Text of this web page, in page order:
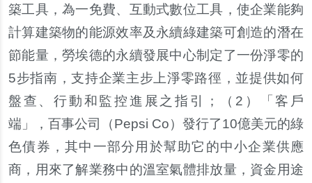
築工具，為一免費、互動式數位工具，使企業能夠
計算建築物的能源效率及永續綠建築可創造的潛在
節能量，勞埃德的永續發展中心制定了一份淨零的
5步指南，支持企業主步上淨零路徑，並提供如何
盤查、行動和監控進展之指引；（2）「客戶
端」，百事公司（Pepsi Co）發行了10億美元的綠
色債券，其中一部分用於幫助它的中小企業供應
商，用來了解業務中的溫室氣體排放量，資金用途